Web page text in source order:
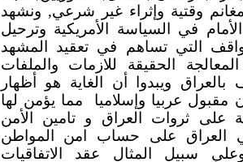
وقتية وإثراء غير شرعي, ونشهد
في السياسة الأمريكية وترحيل
التي تساهم في تعقيد المشهد
الحقيقة للازمات والملفات
ويبدوا أن الغاية هو أظهار
مقبول عربيا وإسلاميا
مما يؤمن لها
على ثروات العراق و تامين الأمن
العراق على حساب امن المواطن
سبيل المثال عقد الاتفاقيات